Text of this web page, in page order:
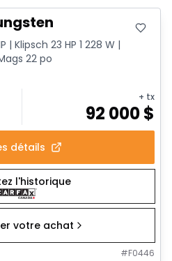
| Klipsch 23 HP 1 228 W |
22 po
+ tx
92 000$
détails
l'historique
votre achat
#F0446